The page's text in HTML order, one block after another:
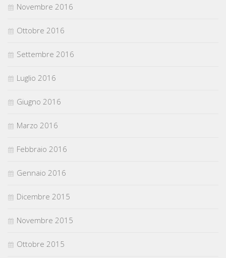
Novembre 2016
Ottobre 2016
Settembre 2016
Luglio 2016
Giugno 2016
Marzo 2016
Febbraio 2016
Gennaio 2016
Dicembre 2015
Novembre 2015
Ottobre 2015